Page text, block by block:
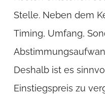
Stelle. Neben dem
Timing, Umfang,
Deshalb ist es
Einstiegspreis zu